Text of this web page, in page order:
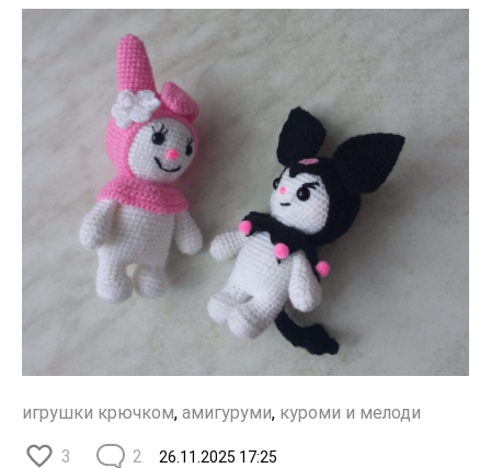
игрушки крючком, амигуруми, куроми и мелоди
3 26.11.2025 17:25
2